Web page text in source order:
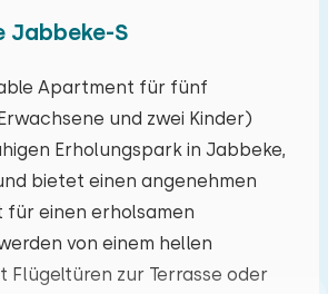
Jabbeke-S
Apartment für fünf
und zwei Kinder)
Erholungspark in Jabbeke,
bietet einen angenehmen
für einen erholsamen
von einem hellen
Flügeltüren zur Terrasse oder
August 2026
Mi Do Fr Sa
29 30 31 01 02
05 06 07 08 09
12 13 14 15